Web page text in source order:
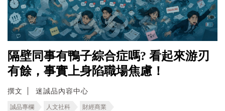
隔壁同事有鴨子綜合症嗎? 看起來游刃
有餘，事實上身陷職場焦慮！
撰文 迷誠品內容中心
誠品專欄 人文社科 財經商業